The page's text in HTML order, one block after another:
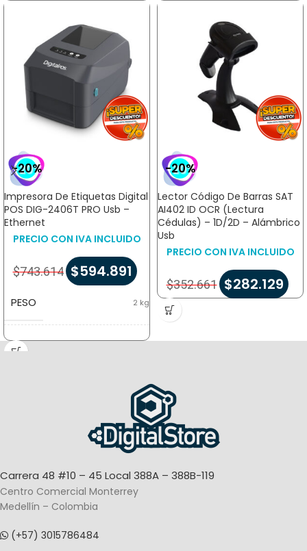
-20%
Impresora De Etiquetas Digital
POS DIG-2406T PRO Usb –
Ethernet
PRECIO CON IVA INCLUIDO
$743.614 $594.891
PESO 2 kg
DIMENSIONES
104mm
TIPO DE IMPRESIÓN Térmica
-20%
Lector Código De Barras SAT
AI402 ID OCR (Lectura
Cédulas) – 1D/2D – Alámbrico
Usb
PRECIO CON IVA INCLUIDO
$352.661 $282.129
Carrera 48 #10 – 45 Local 388A – 388B-119
Centro Comercial Monterrey
Medellín – Colombia
(+57) 3015786484